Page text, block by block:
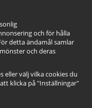
och för hålla
detta ändamål samlar
och deras
eller välj vilka cookies du
klicka på "Inställningar"